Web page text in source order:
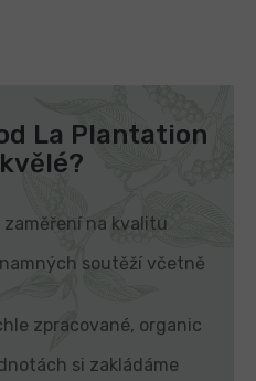
La Plantation
na kvalitu
soutěží včetně
zpracované, organic
si zakládáme